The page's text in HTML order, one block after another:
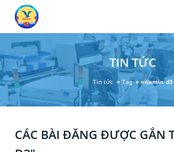
TIN TỨC
Tin tức Tag vitamin d3
CÁC BÀI ĐĂNG ĐƯỢC GẮN